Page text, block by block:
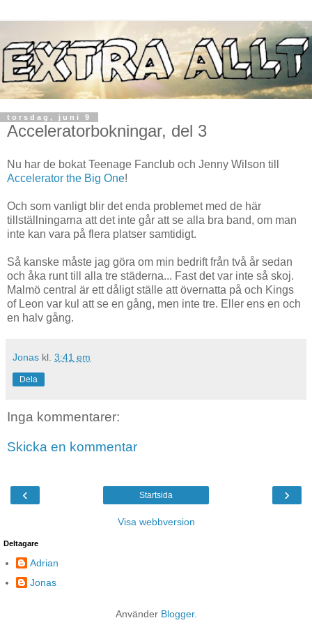
torsdag, juni 9
Acceleratorbokningar, del 3
Nu har de bokat Teenage Fanclub och Jenny Wilson till
Accelerator the Big One!
Och som vanligt blir det enda problemet med de här
tillställningarna att det inte går att se alla bra band, om man
inte kan vara på flera platser samtidigt.
Så kanske måste jag göra om min bedrift från två år sedan
och åka runt till alla tre städerna... Fast det var inte så skoj.
Malmö central är ett dåligt ställe att övernatta på och Kings
of Leon var kul att se en gång, men inte tre. Eller ens en och
en halv gång.
Jonas kl. 3:41 em
Dela
Inga kommentarer:
Skicka en kommentar
‹ ›
Startsida
Visa webbversion
Deltagare
Adrian
Jonas
Använder Blogger.